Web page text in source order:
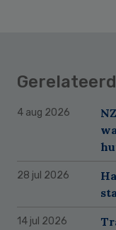
4 aug 2026
28 jul 2026
14 jul 2026